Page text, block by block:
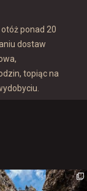
otóż ponad 20
dostaw
topiąc na